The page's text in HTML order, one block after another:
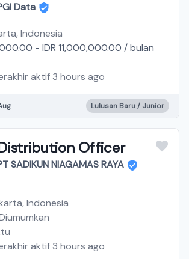
Data
Indonesia
- IDR 11,000,000.00 /bulan
aktif 3 hours ago
Lulusan Baru / Junior
Officer
SADIKUN NIAGAMAS RAYA
Indonesia
aktif 3 hours ago